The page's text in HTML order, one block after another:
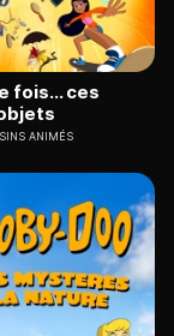
fois... ces
ANIMÉS